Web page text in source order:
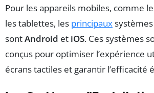
Pour les appareils mobiles, comme
les tablettes, les principaux
sontAndroid et iOS. Ces systèmes
conçus pour optimiser l’expérience
écrans tactiles et garantir l’efficacité